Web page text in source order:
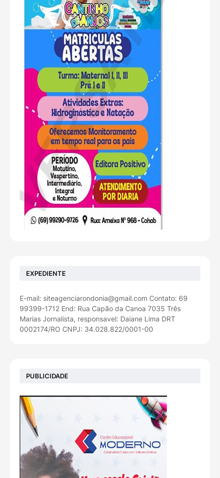
EXPEDIENTE
E-mail: siteagenciarondonia@gmail.com Contato: 69
99399-1712 End: Rua Capão da Canoa 7035 Três
Marias Jornalista, responsavel: Daiane Lima DRT
0002174/RO CNPJ: 34.028.822/0001-00
PUBLICIDADE